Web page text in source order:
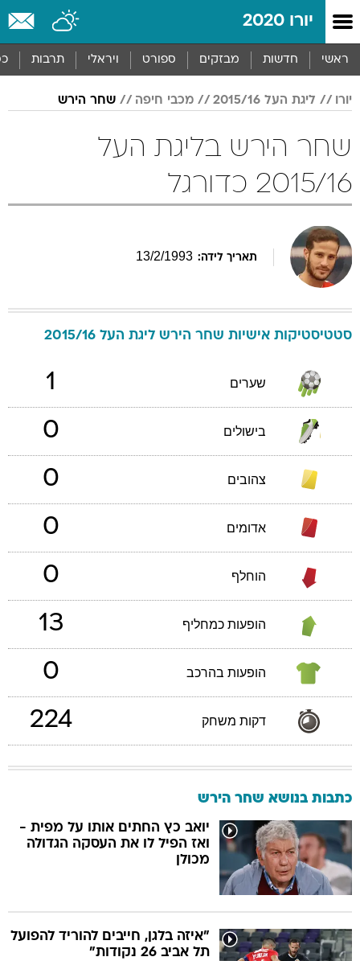
יורו 2020
ראשי חדשות מבזקים ספורט ויראלי תרבות
יורו ליגת העל 2015/16 מכבי חיפה שחר הירש
שחר הירש בליגת העל
2015/16 כדורגל
תאריך לידה: 13/2/1993
סטטיסטיקות אישיות שחר הירש ליגת העל 2015/16
שערים 1
בישולים 0
צהובים 0
אדומים 0
הוחלף 0
הופעות כמחליף 13
הופעות בהרכב 0
דקות משחק 224
כתבות בנושא שחר הירש
יואב כץ החתים אותו על מפית -
ואז הפיל לו את העסקה הגדולה
מכולן
"איזה בלגן, חייבים להוריד להפועל
תל אביב 26 נקודות"